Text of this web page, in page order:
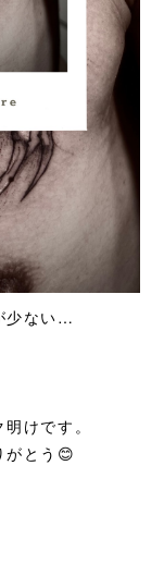
少ない…
けです。
がとう😊